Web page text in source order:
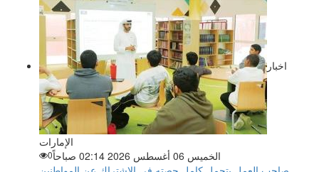
اخبار
الإمارات
الخميس 06 أغسطس 2026 02:14 صباحاً
0